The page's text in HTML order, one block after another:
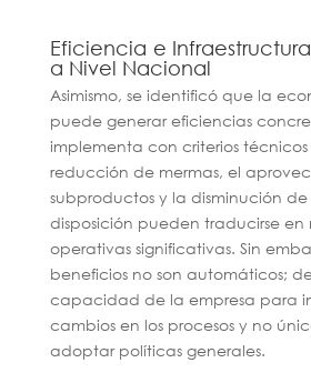
Eficiencia e
a Nivel Nacional
Asimismo, se identificó que la
puede generar eficiencias
implementa con criterios técnicos
reducción de mermas, el
subproductos y la disminución de
disposición pueden traducirse en
operativas significativas. Sin
beneficios no son automáticos;
capacidad de la empresa para
cambios en los procesos y no
adoptar políticas generales.